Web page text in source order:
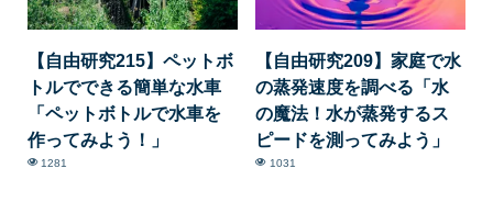
【自由研究215】ペットボ
トルでできる簡単な水車
「ペットボトルで水車を
作ってみよう！」
1281
【自由研究209】家庭で水
の蒸発速度を調べる「水
の魔法！水が蒸発するス
ピードを測ってみよう」
1031